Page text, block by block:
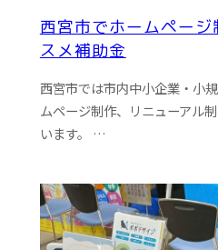
西宮市でホームページ
スメ補助金
西宮市では市内中小企業・小
ムページ制作、リニューアル
います。 …